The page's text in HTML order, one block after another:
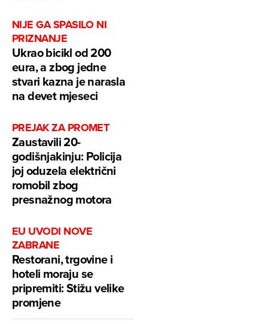
NIJE GA SPASILO NI
PRIZNANJE
Ukrao bicikl od 200
eura, a zbog jedne
stvari kazna je narasla
na devet mjeseci
PREJAK ZA PROMET
Zaustavili 20-
godišnjakinju: Policija
joj oduzela električni
romobil zbog
presnažnog motora
EU UVODI NOVE
ZABRANE
Restorani, trgovine i
hoteli moraju se
pripremiti: Stižu velike
promjene